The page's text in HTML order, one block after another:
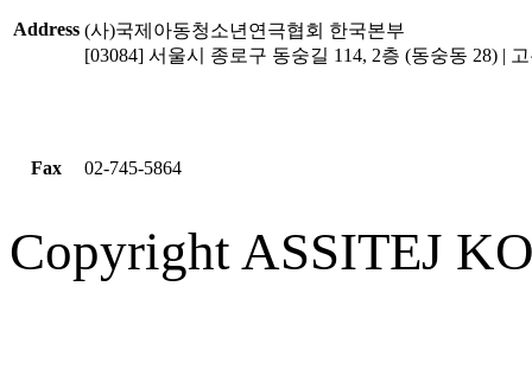
Address (사)국제아동청소년연극협회 한국본부
[03084] 서울시 종로구 동숭길 114, 2층 (동숭동 28) |
Fax 02-745-5864
Copyright ASSITEJ